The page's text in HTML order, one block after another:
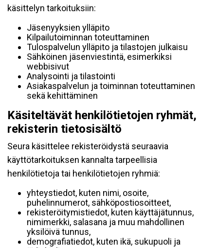
käsittelyn tarkoituksiin:
Jäsenyyksien ylläpito
Kilpailutoiminnan toteuttaminen
Tulospalvelun ylläpito ja tilastojen julkaisu
Sähköinen jäsenviestintä, esimerkiksi
webbisivut
Analysointi ja tilastointi
Asiakaspalvelun ja toiminnan toteuttaminen
sekä kehittäminen
Käsiteltävät henkilötietojen ryhmät,
rekisterin tietosisältö
Seura käsittelee rekisteröidystä seuraavia
käyttötarkoituksen kannalta tarpeellisia
henkilötietoja tai henkilötietojen ryhmiä:
yhteystiedot, kuten nimi, osoite,
puhelinnumerot, sähköpostiosoitteet,
rekisteröitymistiedot, kuten käyttäjätunnus,
nimimerkki, salasana ja muu mahdollinen
yksilöivä tunnus,
demografiatiedot, kuten ikä, sukupuoli ja